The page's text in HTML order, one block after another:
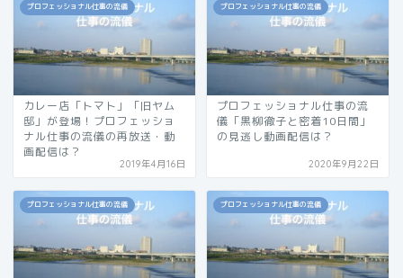
プロフェッショナル仕事の流儀
カレー店「トマト」「旧ヤム
邸」が登場！プロフェッショ
ナル仕事の流儀の再放送・動
画配信は？
2019年4月16日
プロフェッショナル仕事の流儀
プロフェッショナル仕事の流
儀「黒柳徹子と密着10日間」
の見逃し動画配信は？
2020年9月22日
プロフェッショナル仕事の流儀 プロフェッショナル仕事の流儀